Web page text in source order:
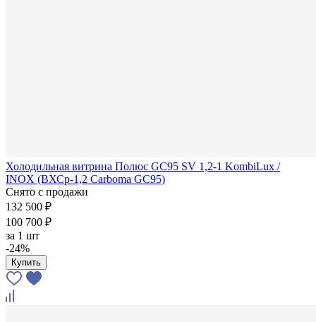
Холодильная витрина Полюс GC95 SV 1,2-1 KombiLux /
INOX (ВХСр-1,2 Carboma GC95)
Снято с продажи
132 500 ₽
100 700 ₽
за 1 шт
-24%
Купить